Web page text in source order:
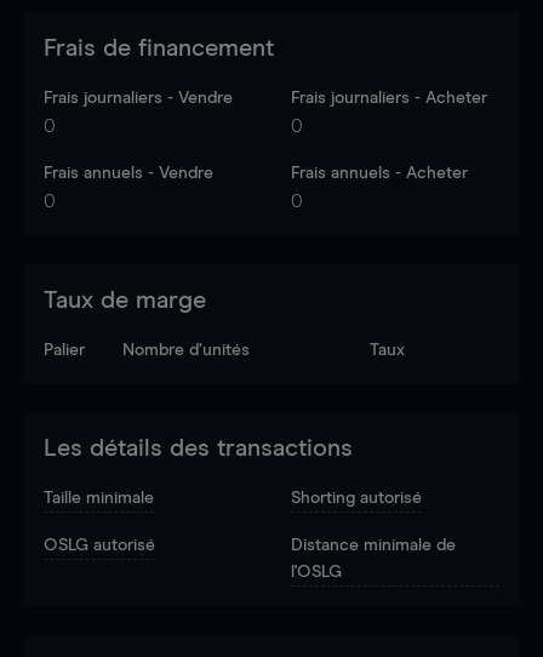
Frais de financement
Frais journaliers - Vendre
0
Frais journaliers - Acheter
0
Frais annuels - Vendre
0
Frais annuels - Acheter
0
Taux de marge
Palier Nombre d’unités Taux
Les détails des transactions
Taille minimale Shorting autorisé
OSLG autorisé
Distance minimale de
l'OSLG